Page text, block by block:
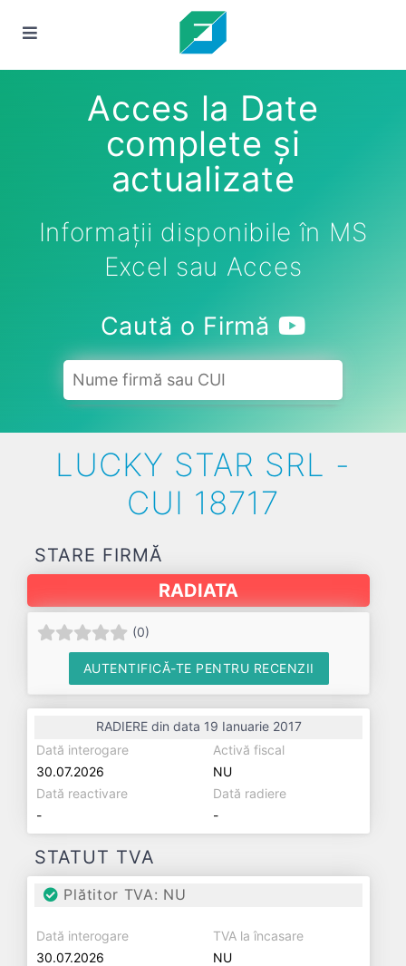
Acces la Date
complete și
actualizate
Informații disponibile în MS
Excel sau Acces
Caută o Firmă
LUCKY STAR SRL -
CUI 18717
STARE FIRMĂ
RADIATA
(0)
AUTENTIFICĂ-TE PENTRU RECENZII
RADIERE din data 19 Ianuarie 2017
Dată interogare
30.07.2026
Activă fiscal
NU
Dată reactivare
-
Dată radiere
-
STATUT TVA
Plătitor TVA: NU
Dată interogare
30.07.2026
TVA la încasare
NU